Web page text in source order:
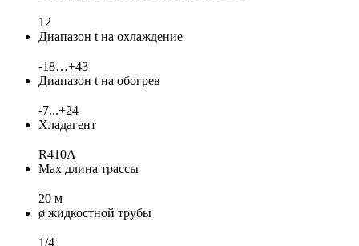
12
Диапазон t на охлаждение
-18…+43
Диапазон t на обогрев
-7...+24
Хладагент
R410A
Max длина трассы
20 м
ø жидкостной трубы
1/4